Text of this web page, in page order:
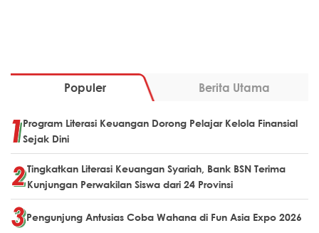
Populer Berita Utama
Program Literasi Keuangan Dorong Pelajar Kelola Finansial
Sejak Dini
Tingkatkan Literasi Keuangan Syariah, Bank BSN Terima
Kunjungan Perwakilan Siswa dari 24 Provinsi
Pengunjung Antusias Coba Wahana di Fun Asia Expo 2026